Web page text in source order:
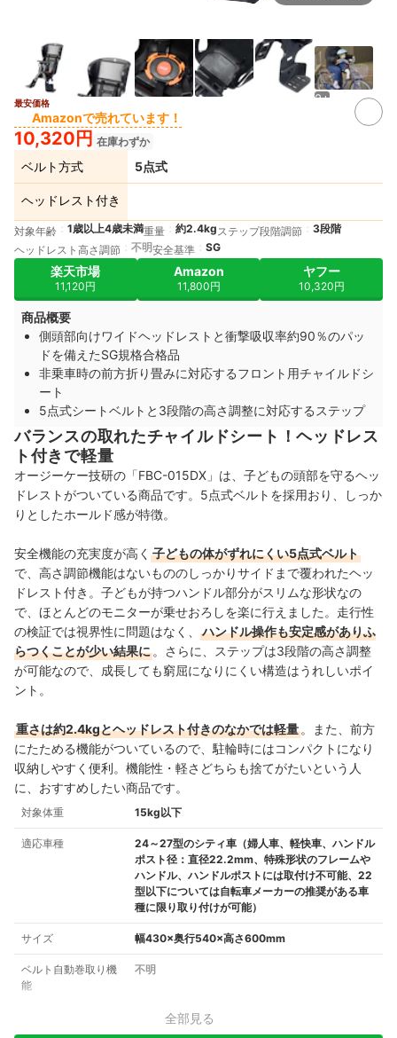
2+
最安価格
Amazonで売れています！
10,320円 在庫わずか
ベルト方式 5点式
ヘッドレスト付き
対象年齢 1歳以上4歳未満重量 約2.4kgステップ段階調節
3段階
ヘッドレスト高さ調節
不明安全基準 SG
楽天市場
11,120円
Amazon
11,800円
ヤフー
10,320円
商品概要
側頭部向けワイドヘッドレストと衝撃吸収率約90％のパッ
ドを備えたSG規格合格品
非乗車時の前方折り畳みに対応するフロント用チャイルドシ
ート
5点式シートベルトと3段階の高さ調整に対応するステップ
バランスの取れたチャイルドシート！ヘッドレス
ト付きで軽量
オージーケー技研の「FBC-015DX」は、子どもの頭部を守るヘッ
ドレストがついている商品です。5点式ベルトを採用おり、しっか
りとしたホールド感が特徴。
安全機能の充実度が高く 子どもの体がずれにくい5点式ベルト
で、高さ調節機能はないもののしっかりサイドまで覆われたヘッ
ドレスト付き。子どもが持つハンドル部分がスリムな形状なの
で、ほとんどのモニターが乗せおろしを楽に行えました。走行性
の検証では視界性に問題はなく、
ハンドル操作も安定感がありふ
らつくことが少い結果に 。さらに、ステップは3段階の高さ調整
が可能なので、成長しても窮屈になりにくい構造はうれしいポイ
ント。
重さは約2.4kgとヘッドレスト付きのなかでは軽量 。また、前方
にたためる機能がついているので、駐輪時にはコンパクトになり
収納しやすく便利。機能性・軽さどちらも捨てがたいという人
に、おすすめしたい商品です。
対象体重 15kg以下
適応車種
24～27型のシティ車（婦人車、軽快車、ハンドル
ポスト径：直径22.2mm、特殊形状のフレームや
ハンドル、ハンドルポストには取付け不可能、22
型以下については自転車メーカーの推奨がある車
種に限り取り付けが可能）
サイズ 幅430×奥行540×高さ600mm
ベルト自動巻取り機
能
不明
全部見る